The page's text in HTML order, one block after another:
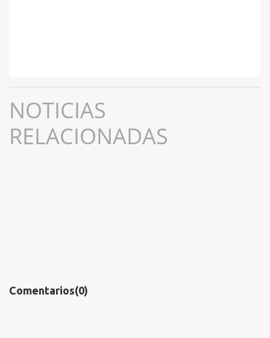
NOTICIAS
RELACIONADAS
Comentarios(0)